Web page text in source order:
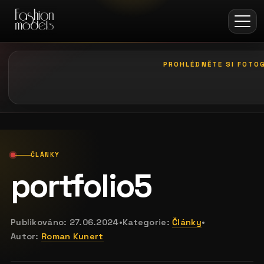
PROHLÉDNĚTE SI
ČLÁNKY
portfolio5
Publikováno: 27.06.2024•Kategorie:Články•
Autor: Roman Kunert